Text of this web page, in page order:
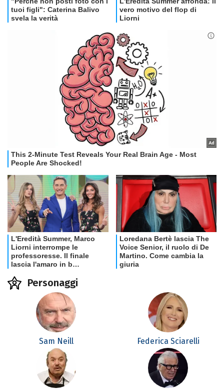
Personaggi
Sam Neill Federica Sciarelli